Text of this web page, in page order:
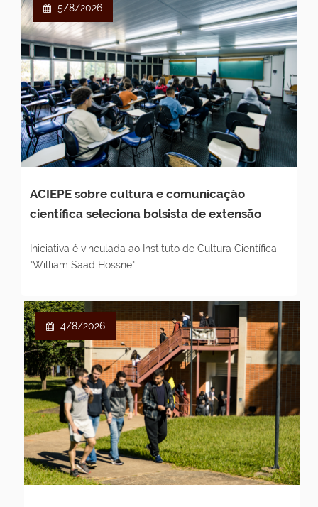
5/8/2026
ACIEPE sobre cultura e comunicação
científica seleciona bolsista de extensão
Iniciativa é vinculada ao Instituto de Cultura Científica
"William Saad Hossne"
4/8/2026